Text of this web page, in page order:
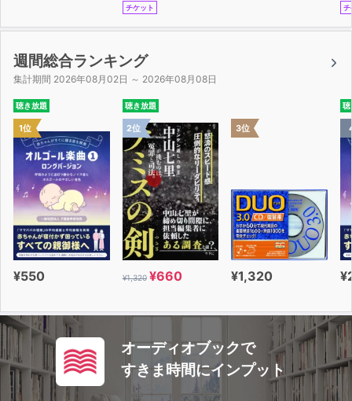
チケット チ
週間総合ランキング
集計期間 2026年08月02日 ～ 2026年08月08日
聴き放題
1位
¥550
聴き放題
2位
¥1,320 ¥660
3位
¥1,320
聴
オーディオブックで
すきま時間にインプット